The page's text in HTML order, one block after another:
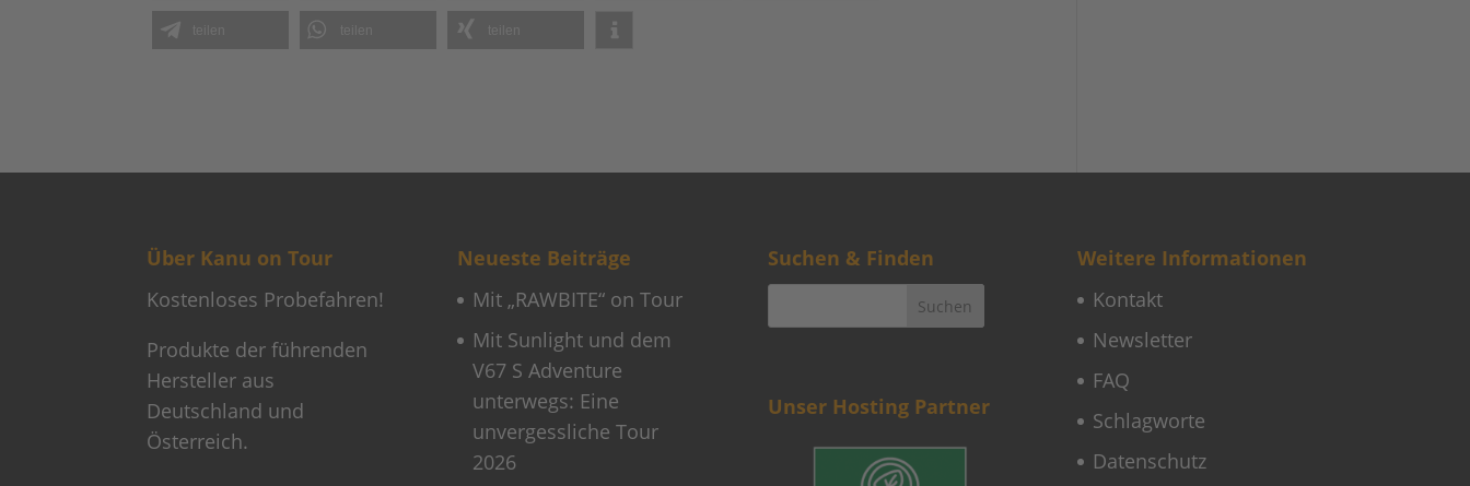
Über Kanu on Tour
Kostenloses Probefahren!
Produkte der führenden
Hersteller aus
Deutschland und
Österreich.
Neueste Beiträge
Mit „RAWBITE“ on Tour
Mit Sunlight und dem
V67 S Adventure
unterwegs: Eine
unvergessliche Tour
2026
Suchen & Finden
Unser Hosting Partner
Weitere Informationen
Kontakt
Newsletter
FAQ
Schlagworte
Datenschutz